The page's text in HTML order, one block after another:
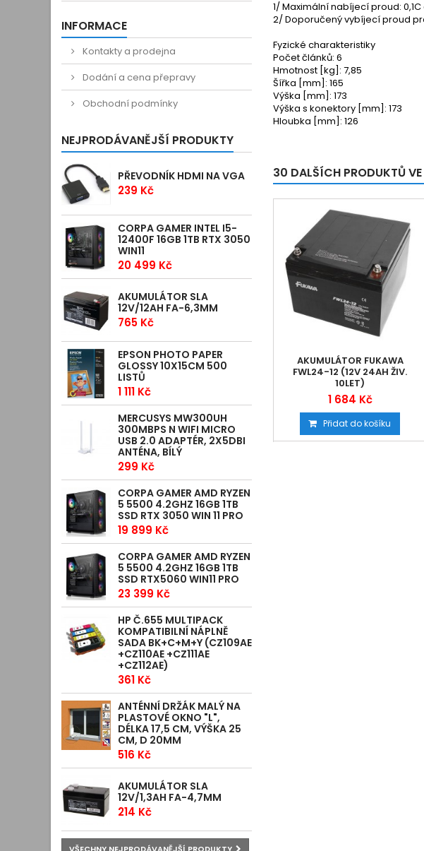
INFORMACE
Kontakty a prodejna
Dodání a cena přepravy
Obchodní podmínky
NEJPRODÁVANĚJŠÍ PRODUKTY
PŘEVODNÍK HDMI NA VGA
239 Kč
CORPA GAMER INTEL I5-
12400F 16GB 1TB RTX 3050
WIN11
20 499 Kč
AKUMULÁTOR SLA
12V/12AH FA-6,3MM
765 Kč
EPSON PHOTO PAPER
GLOSSY 10X15CM 500
LISTŮ
1 111 Kč
MERCUSYS MW300UH
300MBPS N WIFI MICRO
USB 2.0 ADAPTÉR, 2X5DBI
ANTÉNA, BÍLÝ
299 Kč
CORPA GAMER AMD RYZEN
5 5500 4.2GHZ 16GB 1TB
SSD RTX 3050 WIN 11 PRO
19 899 Kč
CORPA GAMER AMD RYZEN
5 5500 4.2GHZ 16GB 1TB
SSD RTX5060 WIN11 PRO
23 399 Kč
HP Č.655 MULTIPACK
KOMPATIBILNÍ NÁPLNĚ
SADA BK+C+M+Y (CZ109AE
+CZ110AE +CZ111AE
+CZ112AE)
361 Kč
ANTÉNNÍ DRŽÁK MALÝ NA
PLASTOVÉ OKNO "L",
DÉLKA 17,5 CM, VÝŠKA 25
CM, D 20MM
516 Kč
AKUMULÁTOR SLA
12V/1,3AH FA-4,7MM
214 Kč
1/ Maximální nabíjecí proud:
2/ Doporučený vybíjecí proud
Fyzické charakteristiky
Počet článků: 6
Hmotnost [kg]: 7,85
Šířka [mm]: 165
Výška [mm]: 173
Výška s konektory [mm]: 173
Hloubka [mm]: 126
30 DALŠÍCH PRODUKTŮ
AKUMULÁTOR FUKAWA
FWL24-12 (12V 24AH ŽIV.
10LET)
1 684 Kč
Přidat do košíku